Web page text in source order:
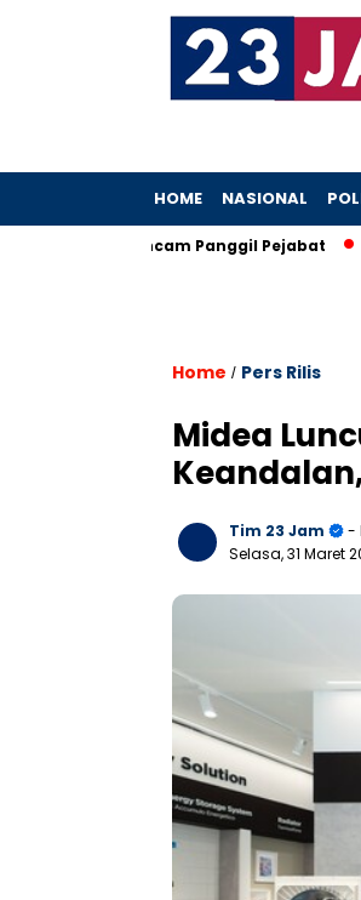
HOME NASIONAL
KPK Ancam Panggil Pejabat Teller
Home / Pers Rilis
Midea
Tim 23 Jam
-
Selasa, 31 Maret